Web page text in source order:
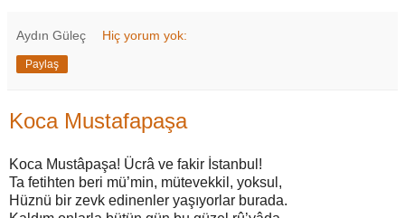
Aydın Güleç Hiç yorum yok:
Paylaş
Koca Mustafapaşa
Koca Mustâpaşa! Ücrâ ve fakir İstanbul!
Ta fetihten beri mü’min, mütevekkil, yoksul,
Hüznü bir zevk edinenler yaşıyorlar burada.